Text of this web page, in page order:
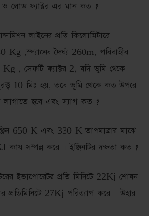
ও লোড ফ্যাক্টর এর মান কত ?
লাইনের প্রতি কিলোমিটারে
Kg ,স্প্যানের দৈর্ঘ্য 260m, পরিবাহীর
, সেফটি ফ্যাক্টর 2, যদি ভূমি থেকে
দুরত্ত্ব 10 মিঃ হয়, তবে ভূমি থেকে কত উপরে
লাগাতে হবে এবং স্যাগ কত ?
650 K এবং 330 K তাপমাত্রার মাঝে
কায সম্পন্ন করে । ইঞ্জিনটির দক্ষতা কত ?
ইভাপোরেটর প্রতি মিনিটে 22Kj শোষন
প্রতিমিনিটে 27Kj পরিত্যাগ করে । উহার